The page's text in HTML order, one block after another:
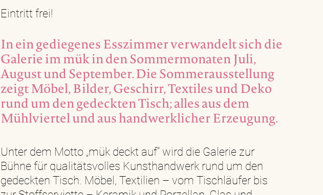
Eintritt frei!
In ein gediegenes Esszimmer verwandelt sich die
Galerie im mük in den Sommermonaten Juli,
August und September. Die Sommerausstellung
zeigt Möbel, Bilder, Geschirr, Textiles und Deko
rund um den gedeckten Tisch; alles aus dem
Mühlviertel und aus handwerklicher Erzeugung.
Unter dem Motto „mük deckt auf“ wird die Galerie zur
Bühne für qualitätsvolles Kunsthandwerk rund um den
gedeckten Tisch. Möbel, Textilien – vom Tischläufer bis